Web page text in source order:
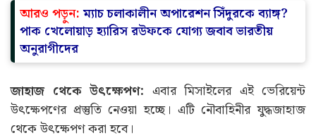
আরও পড়ুন:ম্যাচ চলাকালীন অপারেশন সিঁদুরকে ব্যাঙ্গ?
পাক খেলোয়াড় হ্যারিস রউফকে যোগ্য জবাব ভারতীয়
অনুরাগীদের
জাহাজ থেকে উৎক্ষেপণ: এবার মিসাইলের এই ভেরিয়েন্ট
উৎক্ষেপণের প্রস্তুতি নেওয়া হচ্ছে। এটি নৌবাহিনীর যুদ্ধজাহাজ
থেকে উৎক্ষেপণ করা হবে।